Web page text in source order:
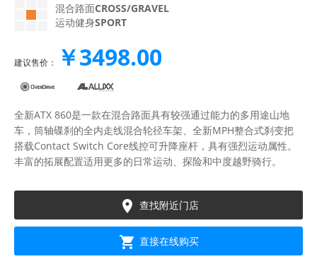
混合路面CROSS/GRAVEL
运动健身SPORT
建议售价： ￥3498.00
全新ATX 860是一款在混合路面具有较强通过能力的多用途山地
车，筒轴碟刹的全内走线混合轮径车架、全新MPH整合式刹变把
搭载Contact Switch Core线控可升降座杆，具有强烈运动属性。
丰富的拓展配置适用更多的日常运动、探险和中度越野骑行。
 查找附近门店
 直接在线购买